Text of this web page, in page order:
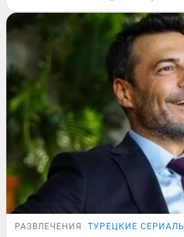
РАЗВЛЕЧЕНИЯ ТУРЕЦКИЕ СЕРИАЛЫ